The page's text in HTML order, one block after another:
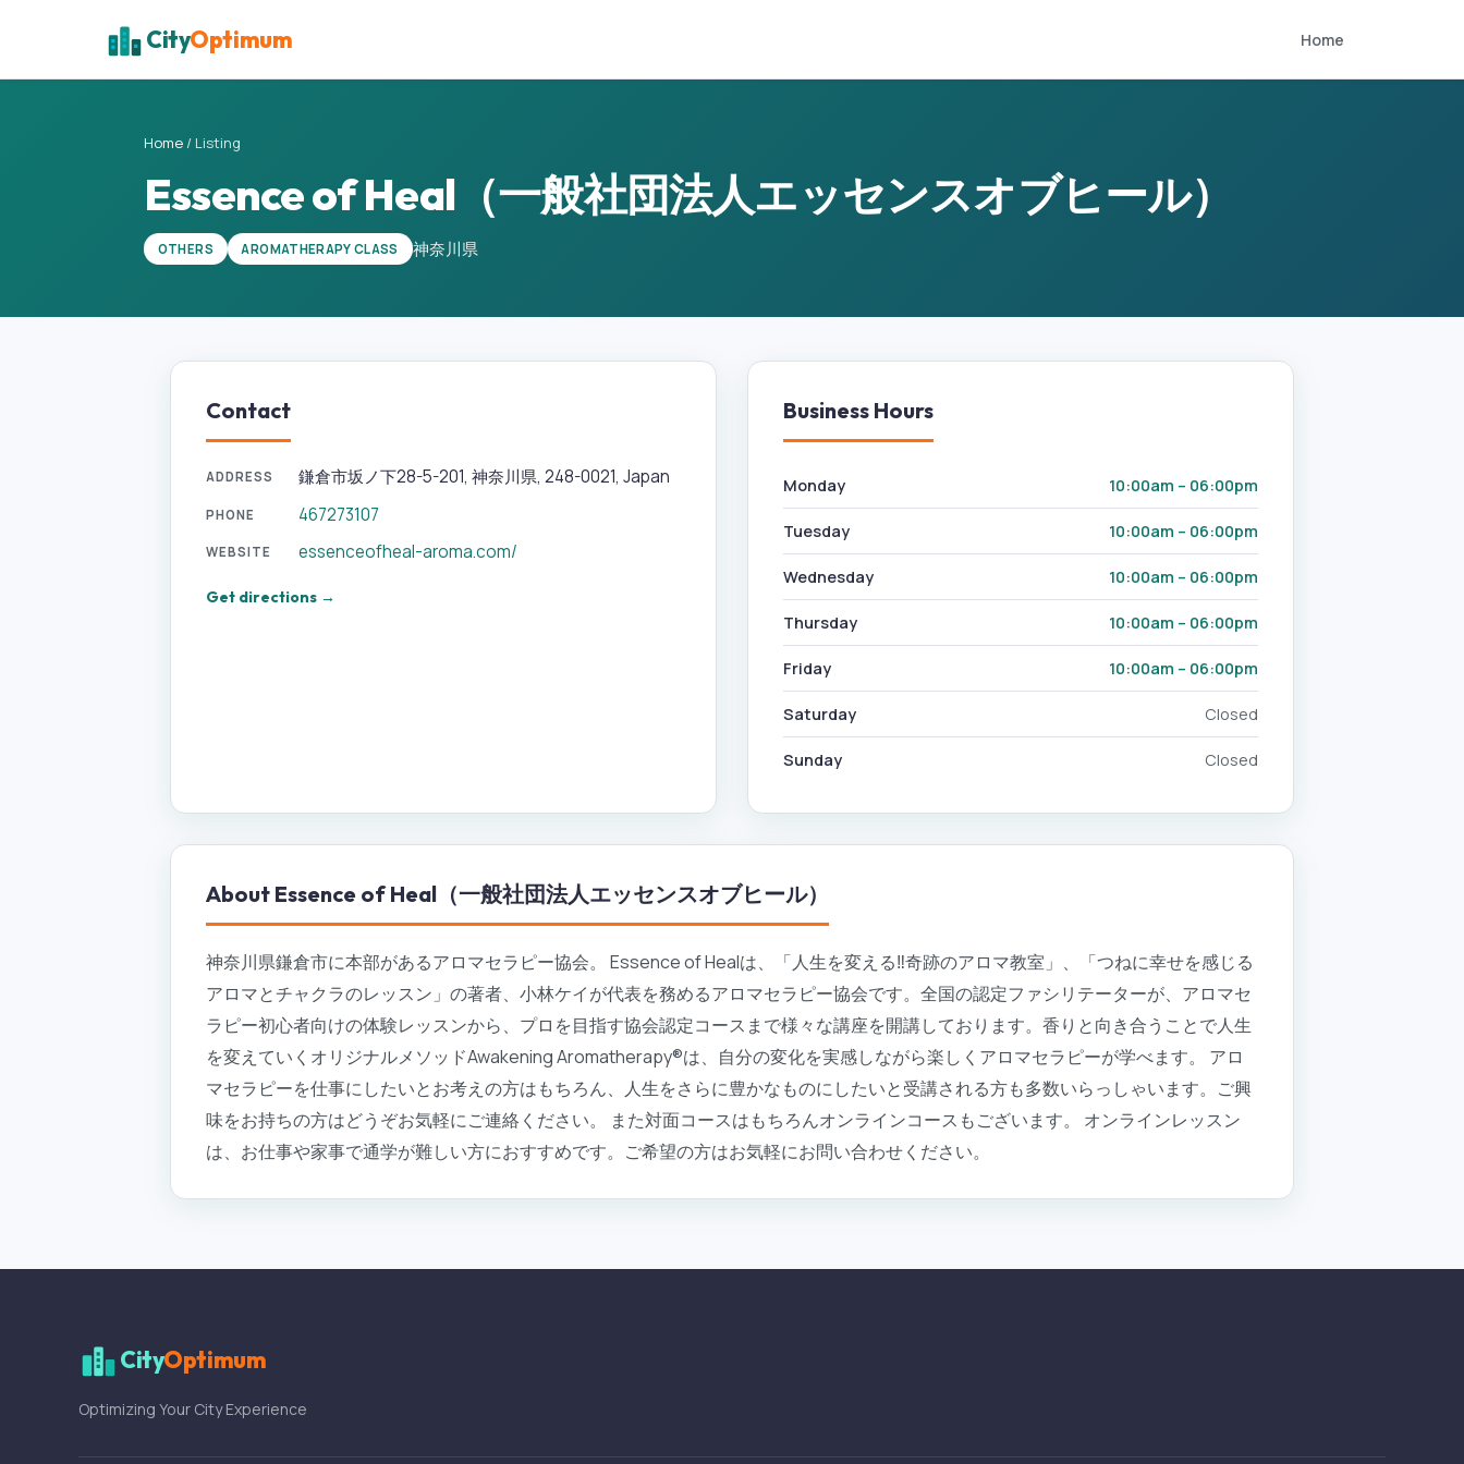
CityOptimum Home
Home / Listing
Essence of Heal（一般社団法人エッセンスオブヒール）
OTHERS AROMATHERAPY CLASS 神奈川県
Contact
ADDRESS 鎌倉市坂ノ下28-5-201, 神奈川県, 248-0021, Japan
PHONE 467273107
WEBSITE essenceofheal-aroma.com/
Get directions →
Business Hours
Monday 10:00am – 06:00pm
Tuesday 10:00am – 06:00pm
Wednesday 10:00am – 06:00pm
Thursday 10:00am – 06:00pm
Friday 10:00am – 06:00pm
Saturday Closed
Sunday Closed
About Essence of Heal（一般社団法人エッセンスオブヒール）
神奈川県鎌倉市に本部があるアロマセラピー協会。 Essence of Healは、「人生を変える‼奇跡のアロマ教室」、「つねに幸せを感じる
アロマとチャクラのレッスン」の著者、小林ケイが代表を務めるアロマセラピー協会です。全国の認定ファシリテーターが、アロマセ
ラピー初心者向けの体験レッスンから、プロを目指す協会認定コースまで様々な講座を開講しております。香りと向き合うことで人生
を変えていくオリジナルメソッドAwakening Aromatherapy®は、自分の変化を実感しながら楽しくアロマセラピーが学べます。 アロ
マセラピーを仕事にしたいとお考えの方はもちろん、人生をさらに豊かなものにしたいと受講される方も多数いらっしゃいます。ご興
味をお持ちの方はどうぞお気軽にご連絡ください。 また対面コースはもちろんオンラインコースもございます。 オンラインレッスン
は、お仕事や家事で通学が難しい方におすすめです。ご希望の方はお気軽にお問い合わせください。
CityOptimum
Optimizing Your City Experience